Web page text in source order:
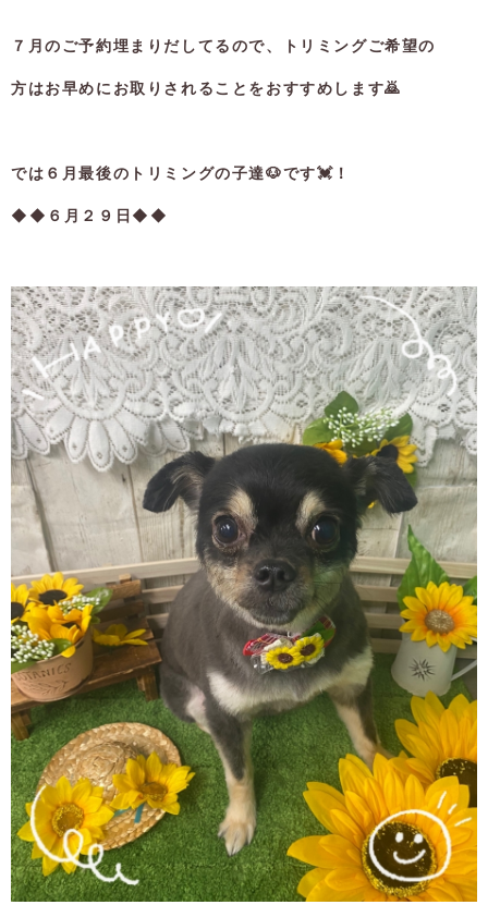
７月のご予約埋まりだしてるので、トリミングご希望の
方はお早めにお取りされることをおすすめします🙇
では６月最後のトリミングの子達🐶です💓！
◆◆６月２９日◆◆